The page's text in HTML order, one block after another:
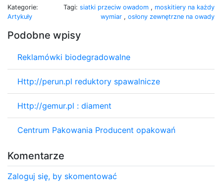
Kategorie:
Artykuły
Tagi: siatki przeciw owadom , moskitiery na każdy
wymiar , osłony zewnętrzne na owady
Podobne wpisy
Reklamówki biodegradowalne
Http://perun.pl reduktory spawalnicze
Http://gemur.pl : diament
Centrum Pakowania Producent opakowań
Komentarze
Zaloguj się, by skomentować